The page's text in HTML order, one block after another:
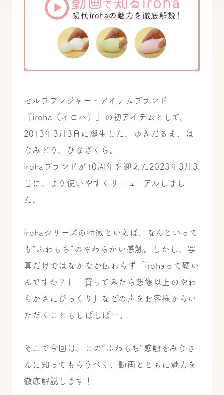
セルフプレジャー・アイテムブランド
『iroha（イロハ）』の初アイテムとして、
2013年3月3日に誕生した、ゆきだるま、は
なみどり、ひなざくら。
irohaブランドが10周年を迎えた2023年3月3
日に、より使いやすくリニューアルしまし
た。
irohaシリーズの特徴といえば、なんといって
も“ふわもち”のやわらかい感触。
しかし、写
真だけではなかなか伝わらず「irohaって硬い
んですか？」「買ってみたら想像以上のやわ
らかさにびっくり」などの声をお客様からい
ただくこともしばしば…。
そこで今回は、この“ふわもち”感触をみなさ
んに知ってもらうべく、動画とともに魅力を
徹底解説します！